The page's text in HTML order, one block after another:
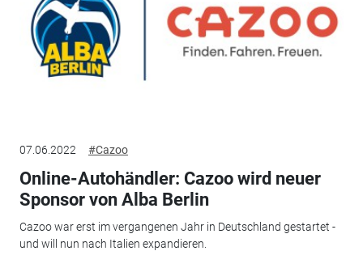
07.06.2022 #Cazoo
Online-Autohändler: Cazoo wird neuer
Sponsor von Alba Berlin
Cazoo war erst im vergangenen Jahr in Deutschland gestartet -
und will nun nach Italien expandieren.